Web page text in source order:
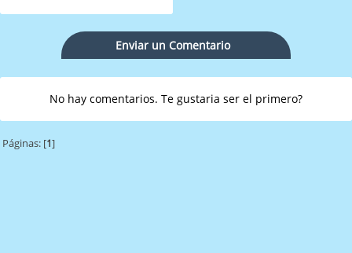
Enviar un Comentario
No hay comentarios. Te gustaria ser el primero?
Páginas: [1]